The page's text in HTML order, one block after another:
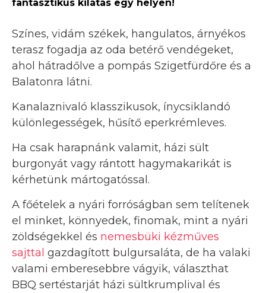
fantasztikus kilátás egy helyen!
Színes, vidám székek, hangulatos, árnyékos
terasz fogadja az oda betérő vendégeket,
ahol hátradőlve a pompás Szigetfürdőre és a
Balatonra látni.
Kanalaznivaló klasszikusok, ínycsiklandó
különlegességek, hűsítő eperkrémleves.
Ha csak harapnánk valamit, házi sült
burgonyát vagy rántott hagymakarikát is
kérhetünk mártogatóssal.
A főételek a nyári forróságban sem telítenek
el minket, könnyedek, finomak, mint a nyári
zöldségekkel és nemesbüki kézműves
sajttal gazdagított bulgursaláta, de ha valaki
valami emberesebbre vágyik, választhat
BBQ sertéstarját házi sültkrumplival és